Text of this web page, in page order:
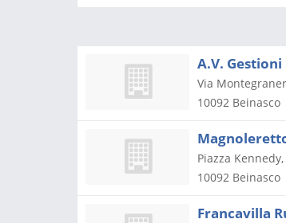
A.V.
Via
10092 Beinasco
Piazza Kennedy,
10092 Beinasco
Francavilla